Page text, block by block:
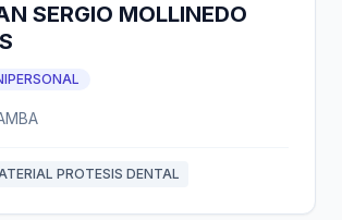
SERGIO MOLLINEDO
PROTESIS DENTAL